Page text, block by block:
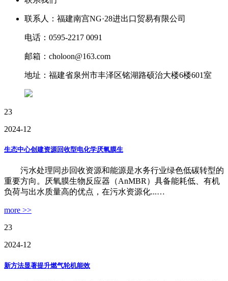
联系人：福建南宫NG·28进出口贸易有限公司
电话：0595-2217 0091
邮箱：choloon@163.com
地址：福建省泉州市丰泽区铭湖路硕治大楼6楼601室
23
2024-12
生态中心创建资源回收型电化学厌氧膜生
污水处理同步回收资源和能源是水务行业绿色低碳转型的
重要方向。厌氧膜生物反应器（AnMBR）具备能耗低、有机
负荷与出水质量高的优点，在污水资源化...…
more >>
23
2024-12
新方法显著提升燃气轮机能效